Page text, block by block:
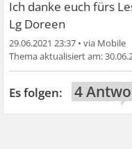
Ich danke euch fürs
Lg Doreen
29.06.2021 23:37 •
4